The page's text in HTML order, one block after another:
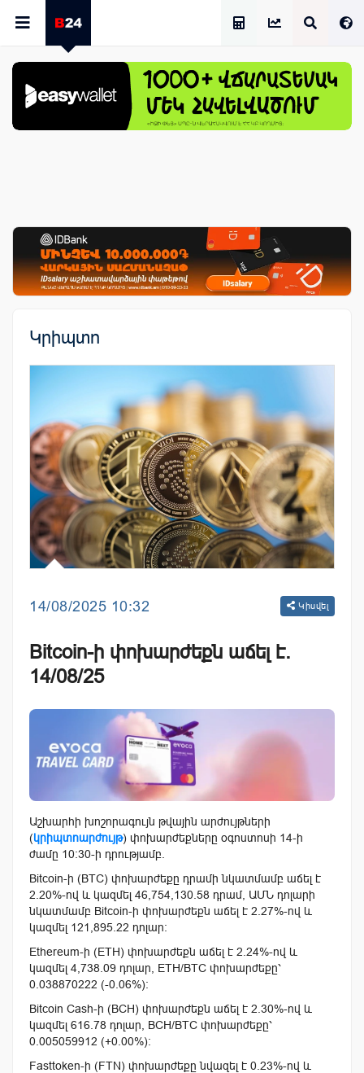
Կրիպտո
14/08/2025 10:32 Կիսվել
Bitcoin-ի փոխարժեքն աճել է.
14/08/25
Աշխարհի խոշորագույն թվային արժույթների
(կրիպտոարժույթ) փոխարժեքները օգոստոսի 14-ի
ժամը 10:30-ի դրությամբ.
Bitcoin-ի (BTC) փոխարժեքը դրամի նկատմամբ աճել է
2.20%-ով և կազմել 46,754,130.58 դրամ, ԱՄՆ դոլարի
նկատմամբ Bitcoin-ի փոխարժեքն աճել է 2.27%-ով և
կազմել 121,895.22 դոլար:
Ethereum-ի (ETH) փոխարժեքն աճել է 2.24%-ով և
կազմել 4,738.09 դոլար, ETH/BTC փոխարժեքը՝
0.038870222 (-0.06%):
Bitcoin Cash-ի (BCH) փոխարժեքն աճել է 2.30%-ով և
կազմել 616.78 դոլար, BCH/BTC փոխարժեքը՝
0.005059912 (+0.00%):
Fasttoken-ի (FTN) փոխարժեքը նվազել է 0.23%-ով և